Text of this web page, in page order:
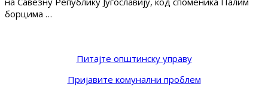
борцима …
Питајте општинску управу
Пријавите комунални проблем